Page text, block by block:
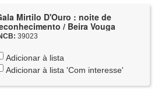
Mirtilo D'Ouro : noite de
/ Beira Vouga
39023
Adicionar à lista
Adicionar à lista 'Com interesse'